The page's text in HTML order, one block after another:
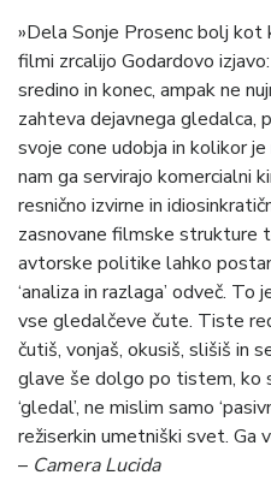
»Dela Sonje Prosenc bolj
filmi zrcalijo Godardovo
sredino in konec, ampak ne
zahteva dejavnega gledalca,
svoje cone udobja in kolikor
nam ga servirajo komercialni
resnično izvirne in
zasnovane filmske strukture
avtorske politike lahko
‘analiza in razlaga’ odveč.
vse gledalčeve čute. Tiste
čutiš, vonjaš, okusiš, slišiš in
glave še dolgo po tistem, ko
‘gledal’, ne mislim samo
režiserkin umetniški svet. Ga
– Camera Lucida